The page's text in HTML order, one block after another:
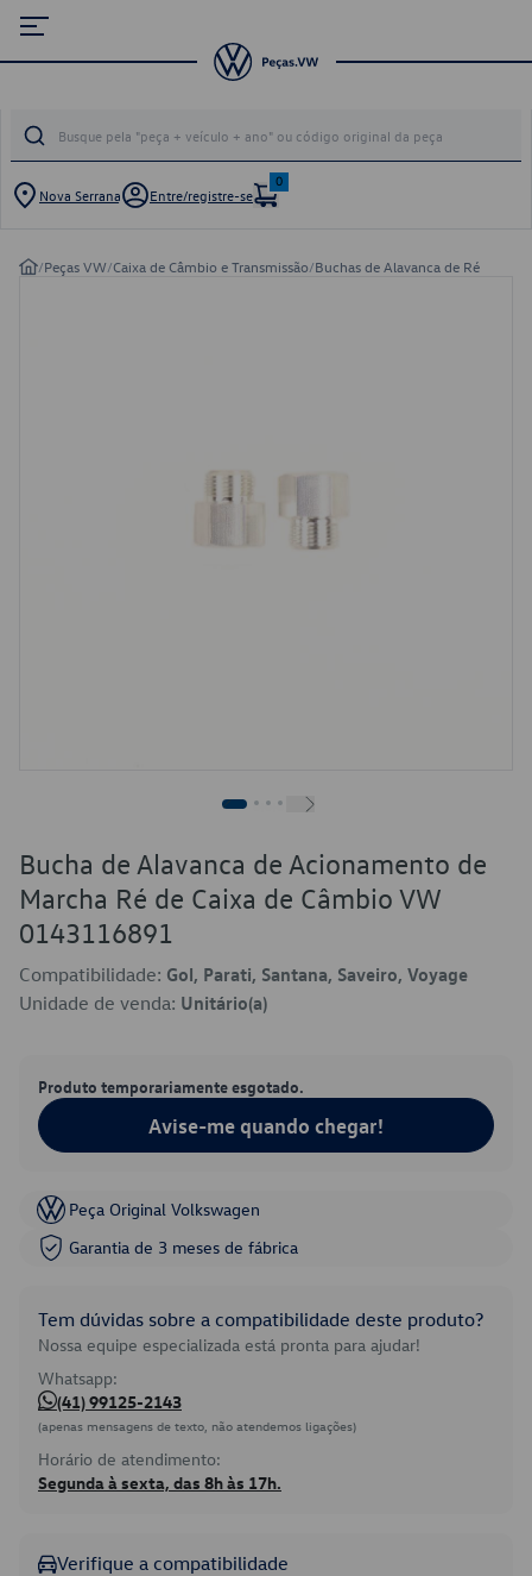
Nova Serrana Entre/registre-se
0
/Peças VW/Caixa de Câmbio e Transmissão/Buchas de Alavanca de Ré
Bucha de Alavanca de Acionamento de
Marcha Ré de Caixa de Câmbio VW
0143116891
Compatibilidade: Gol, Parati, Santana, Saveiro, Voyage
Unidade de venda: Unitário(a)
Produto temporariamente esgotado.
Avise-me quando chegar!
Peça Original Volkswagen
Garantia de 3 meses de fábrica
Tem dúvidas sobre a compatibilidade deste produto?
Nossa equipe especializada está pronta para ajudar!
Whatsapp:
(41) 99125-2143
(apenas mensagens de texto, não atendemos ligações)
Horário de atendimento:
Segunda à sexta, das 8h às 17h.
Verifique a compatibilidade